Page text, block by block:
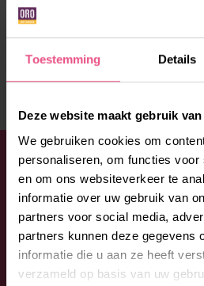
Toestemming Details
Deze website maakt gebruik
We gebruiken cookies om
personaliseren, om functies voor
en om ons websiteverkeer te
informatie over uw gebruik van
partners voor social media,
partners kunnen deze gegevens
informatie die u aan ze heeft
verzameld op basis van uw
WELLICHT OOK